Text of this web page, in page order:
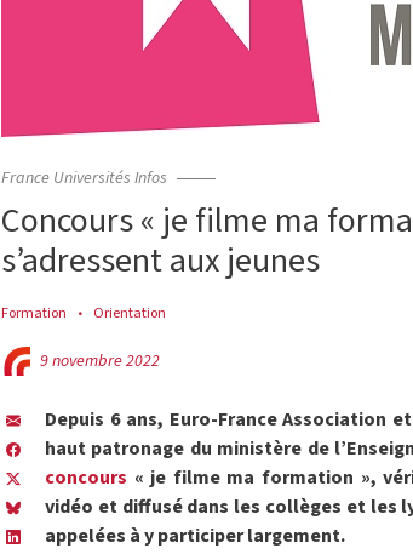
France Universités Infos
Concours « je filme ma
s’adressent aux jeunes
Formation Orientation
9 novembre 2022
Depuis 6 ans, Euro-France Association
haut patronage du ministère de
concours « je filme ma formation »,
vidéo et diffusé dans les collèges et les
appelées à y participer largement.